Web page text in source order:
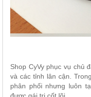
Shop CyVy phục vụ chủ
và các tỉnh lân cận.
phân phối nhưng luôn
được gái trị cốt lõi.